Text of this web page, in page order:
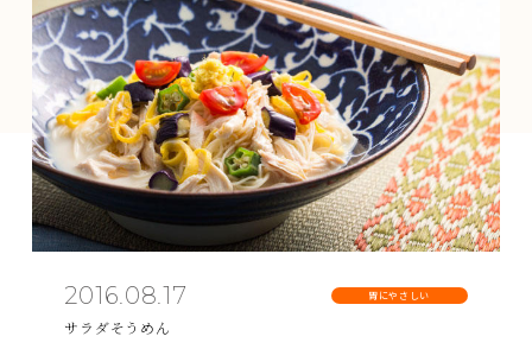
2016.08.17 胃にやさしい
サラダそうめん